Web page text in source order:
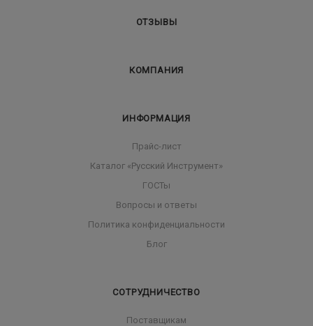
ОТЗЫВЫ
КОМПАНИЯ
ИНФОРМАЦИЯ
Прайс-лист
Каталог «Русский Инструмент»
ГОСТы
Вопросы и ответы
Политика конфиденциальности
Блог
СОТРУДНИЧЕСТВО
Поставщикам